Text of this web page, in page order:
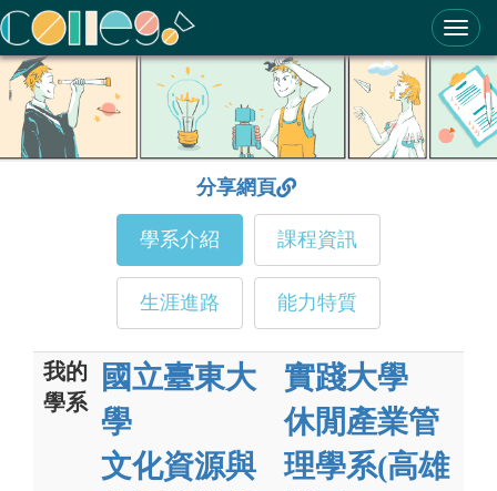
ColleGo! 大學選才與高中育才輔助系統
分享網頁
學系介紹 課程資訊
生涯進路 能力特質
我的
學系
國立臺東大
學
文化資源與
實踐大學
休閒產業管
理學系(高雄